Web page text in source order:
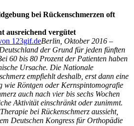
bei Rückenschmerzen oft
ausreichend vergütet
Berlin, Oktober 2016 –
der Grund für jeden fünften
60 bis 80 Prozent der Patienten haben
Ursache. Die Nationale
empfiehlt deshalb, erst dann eine
wie Röntgen oder Kernspintomografie
auch nach vier bis sechs Wochen
Aktivität einschränkt oder zunimmt.
bei Rückenschmerz aussieht,
Deutschen Kongress für Orthopädie